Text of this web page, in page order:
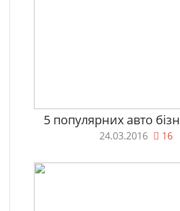
5 популярних авто
24.03.2016 16